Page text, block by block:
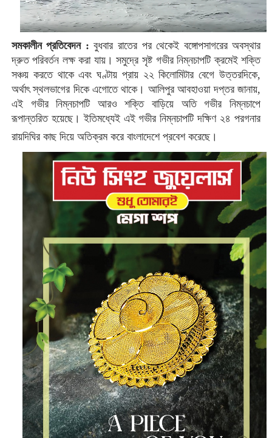
সমকালীন প্রতিবেদন : বুধবার রাতের পর থেকেই বঙ্গোপসাগরের অবস্থার
দ্রুত পরিবর্তন লক্ষ করা যায়। সমুদ্রে সৃষ্ট গভীর নিম্নচাপটি ক্রমেই শক্তি
সঞ্চয় করতে থাকে এবং ঘণ্টায় প্রায় ২২ কিলোমিটার বেগে উত্তরদিকে,
অর্থাৎ স্থলভাগের দিকে এগোতে থাকে। আলিপুর আবহাওয়া দপ্তর জানায়,
এই গভীর নিম্নচাপটি আরও শক্তি বাড়িয়ে অতি গভীর নিম্নচাপে
রূপান্তরিত হয়েছে। ইতিমধ্যেই এই গভীর নিম্নচাপটি দক্ষিণ ২৪ পরগনার
রায়দিঘির কাছ দিয়ে অতিক্রম করে বাংলাদেশে প্রবেশ করেছে।